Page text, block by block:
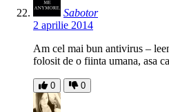
Sabotor
2 aprilie 2014
Am cel mai bun antivirus –
folosit de o fiinta umana, asa
0 0